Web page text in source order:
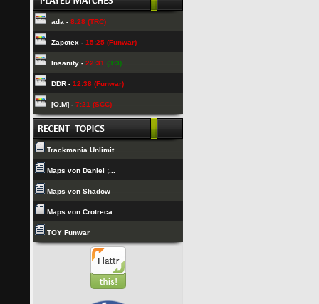
ada - 8:28 (TRC)
Zapotex - 15:25 (Funwar)
Insanity - 22:31 (3:3)
DDR - 12:38 (Funwar)
[O.M] - 7:21 (SCC)
Trackmania Unlimit...
Maps von Daniel ;...
Maps von Shadow
Maps von Crotreca
TOY Funwar